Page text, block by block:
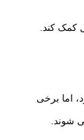
کمک کند.
اما برخی
شوند.